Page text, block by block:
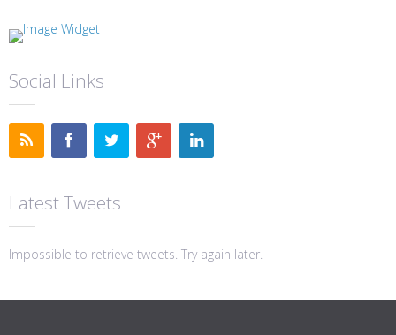
Social Links
Latest Tweets
Impossible to retrieve tweets. Try again later.